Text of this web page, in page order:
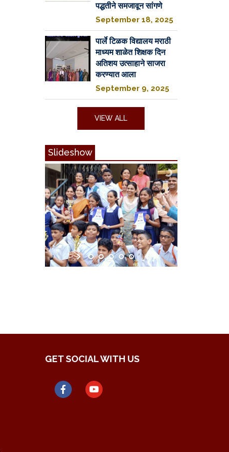
पद्धतीने समजावून सांगणे
September 18, 2025
पार्ले टिळक विद्यालय मराठी
माध्यम शाळेत शिक्षक दिन
अतिशय उत्साहाने साजरा
करण्यात आला
September 9, 2025
VIEW ALL
Slideshow
GET SOCIAL WITH US
facebookyoutube